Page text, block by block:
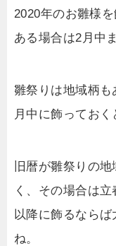
2020年のお雛様
ある場合は2月中
雛祭りは地域柄
月中に飾っておく
旧暦が雛祭りの
く、その場合は
以降に飾るなら
ね。